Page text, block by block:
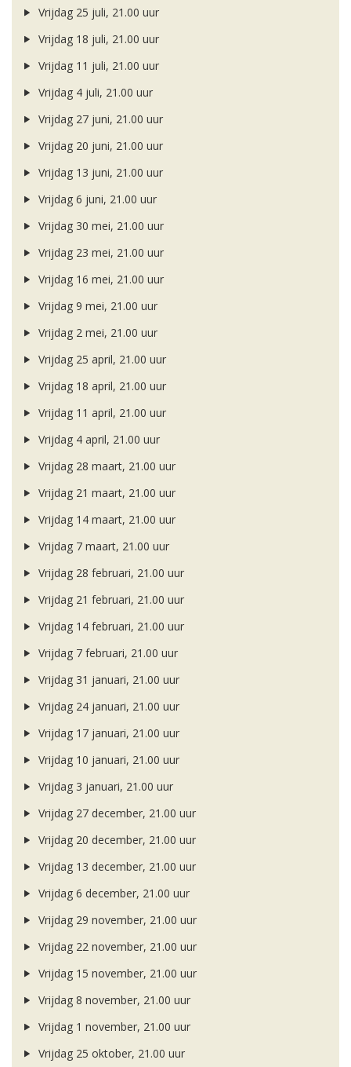
Vrijdag 25 juli, 21.00 uur
Vrijdag 18 juli, 21.00 uur
Vrijdag 11 juli, 21.00 uur
Vrijdag 4 juli, 21.00 uur
Vrijdag 27 juni, 21.00 uur
Vrijdag 20 juni, 21.00 uur
Vrijdag 13 juni, 21.00 uur
Vrijdag 6 juni, 21.00 uur
Vrijdag 30 mei, 21.00 uur
Vrijdag 23 mei, 21.00 uur
Vrijdag 16 mei, 21.00 uur
Vrijdag 9 mei, 21.00 uur
Vrijdag 2 mei, 21.00 uur
Vrijdag 25 april, 21.00 uur
Vrijdag 18 april, 21.00 uur
Vrijdag 11 april, 21.00 uur
Vrijdag 4 april, 21.00 uur
Vrijdag 28 maart, 21.00 uur
Vrijdag 21 maart, 21.00 uur
Vrijdag 14 maart, 21.00 uur
Vrijdag 7 maart, 21.00 uur
Vrijdag 28 februari, 21.00 uur
Vrijdag 21 februari, 21.00 uur
Vrijdag 14 februari, 21.00 uur
Vrijdag 7 februari, 21.00 uur
Vrijdag 31 januari, 21.00 uur
Vrijdag 24 januari, 21.00 uur
Vrijdag 17 januari, 21.00 uur
Vrijdag 10 januari, 21.00 uur
Vrijdag 3 januari, 21.00 uur
Vrijdag 27 december, 21.00 uur
Vrijdag 20 december, 21.00 uur
Vrijdag 13 december, 21.00 uur
Vrijdag 6 december, 21.00 uur
Vrijdag 29 november, 21.00 uur
Vrijdag 22 november, 21.00 uur
Vrijdag 15 november, 21.00 uur
Vrijdag 8 november, 21.00 uur
Vrijdag 1 november, 21.00 uur
Vrijdag 25 oktober, 21.00 uur